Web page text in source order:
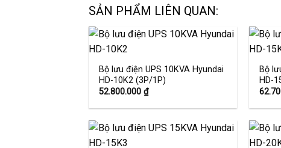
SẢN PHẨM LIÊN QUAN:
Bộ lưu điện UPS 10KVA Hyundai
HD-10K2 (3P/1P)
52.800.000₫
Bộ
HD-